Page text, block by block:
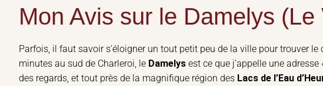
Mon Avis sur le Damelys
Parfois, il faut savoir s’éloigner un tout petit peu de la ville pour trouver
minutes au sud de Charleroi, le Damelys est ce que j’appelle une
des regards, et tout près de la magnifique région des Lacs de l’Eau